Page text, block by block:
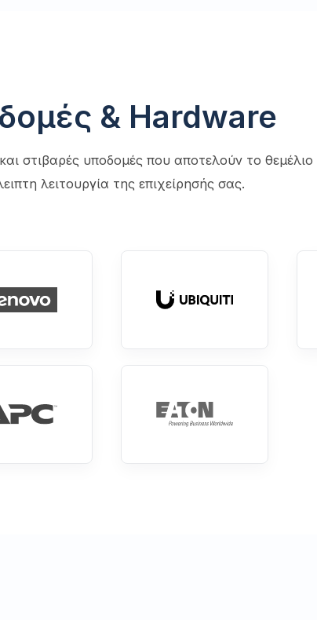
& Hardware
στιβαρές υποδομές που αποτελούν το θεμέλιο
λειτουργία της επιχείρησής σας.